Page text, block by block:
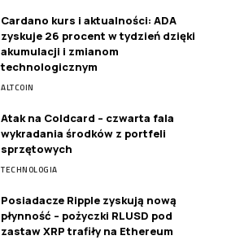
Cardano kurs i aktualności: ADA
zyskuje 26 procent w tydzień dzięki
akumulacji i zmianom
technologicznym
ALTCOIN
Atak na Coldcard – czwarta fala
wykradania środków z portfeli
sprzętowych
TECHNOLOGIA
Posiadacze Ripple zyskują nową
płynność – pożyczki RLUSD pod
zastaw XRP trafiły na Ethereum